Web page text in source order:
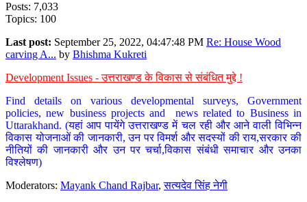
Posts: 7,033
Topics: 100
Last post: September 25, 2022, 04:47:48 PM Re: House Wood
carving A... by Bhishma Kukreti
Development Issues - उत्तराखण्ड के विकास से संबंधित मुद्दे !
Find details on various developmental surveys, Government
policies, new business projects and news related to Business in
Uttarakhand. (यहां आप पायेंगे उत्तराखण्ड में चल रही और आने वाली विभिन्न
विकास योजनाओं की जानकारी, उन पर विमर्श और सदस्यों की राय,सरकार की
नीतियों की जानकारी और उन पर चर्चा,विकास संबंधी समाचार और उनका
विश्लेषण)
Moderators: Mayank Chand Rajbar,सत्यदेव सिंह नेगी